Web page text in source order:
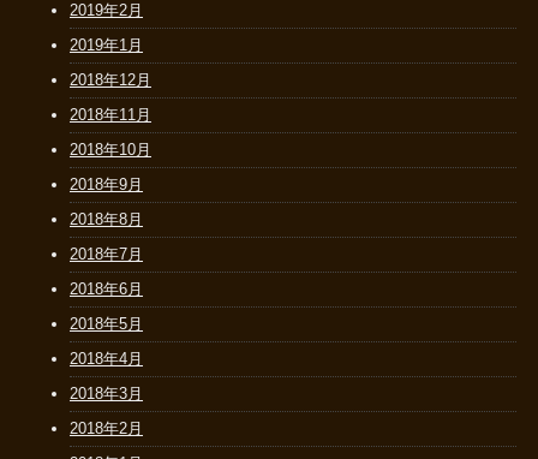
2019年2月
2019年1月
2018年12月
2018年11月
2018年10月
2018年9月
2018年8月
2018年7月
2018年6月
2018年5月
2018年4月
2018年3月
2018年2月